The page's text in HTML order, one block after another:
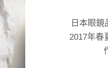
日本眼
2017年春